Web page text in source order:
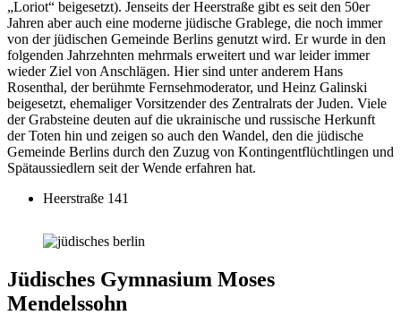
„Loriot“ beigesetzt). Jenseits der Heerstraße gibt es seit den 50er
Jahren aber auch eine moderne jüdische Grablege, die noch immer
von der jüdischen Gemeinde Berlins genutzt wird. Er wurde in den
folgenden Jahrzehnten mehrmals erweitert und war leider immer
wieder Ziel von Anschlägen. Hier sind unter anderem Hans
Rosenthal, der berühmte Fernsehmoderator, und Heinz Galinski
beigesetzt, ehemaliger Vorsitzender des Zentralrats der Juden. Viele
der Grabsteine deuten auf die ukrainische und russische Herkunft
der Toten hin und zeigen so auch den Wandel, den die jüdische
Gemeinde Berlins durch den Zuzug von Kontingentflüchtlingen und
Spätaussiedlern seit der Wende erfahren hat.
Heerstraße 141
Jüdisches Gymnasium Moses
Mendelssohn